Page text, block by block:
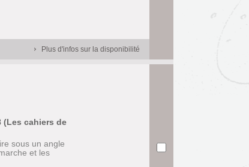
Plus d'infos sur la disponibilité
(Les cahiers de
sous un angle
et les